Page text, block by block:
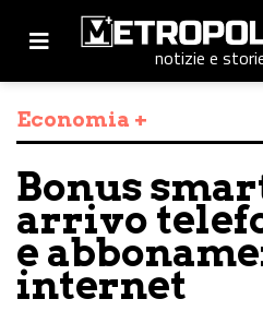
notizie e
Economia +
Bonus
arrivo
e
internet